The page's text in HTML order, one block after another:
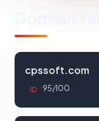
cpssoft.com
ID 95/100